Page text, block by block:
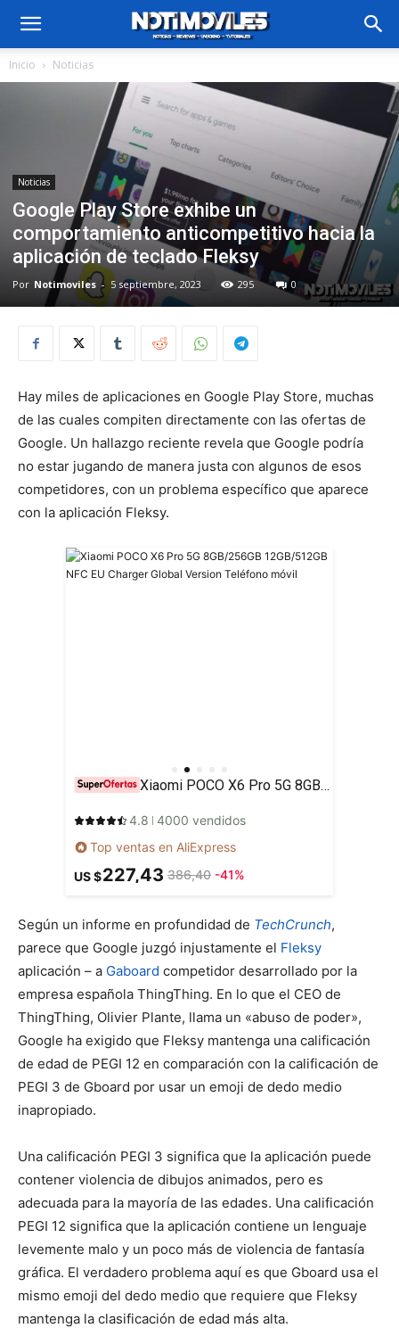
Inicio Noticias
Noticias
Google Play Store exhibe un
comportamiento anticompetitivo hacia la
aplicación de teclado Fleksy
Por Notimoviles - 5 septiembre, 2023 295 0
Hay miles de aplicaciones en Google Play Store, muchas
de las cuales compiten directamente con las ofertas de
Google. Un hallazgo reciente revela que Google podría
no estar jugando de manera justa con algunos de esos
competidores, con un problema específico que aparece
con la aplicación Fleksy.
Xiaomi POCO X6 Pro 5G 8GB/256GB 12GB/512GB NFC EU Charger Global Version Teléfono móvil
4.8 4000 vendidos
Top ventas en AliExpress
US $227,43 386,40 -41%
Según un informe en profundidad de TechCrunch,
parece que Google juzgó injustamente el Fleksy
aplicación – a Gaboard competidor desarrollado por la
empresa española ThingThing. En lo que el CEO de
ThingThing, Olivier Plante, llama un «abuso de poder»,
Google ha exigido que Fleksy mantenga una calificación
de edad de PEGI 12 en comparación con la calificación de
PEGI 3 de Gboard por usar un emoji de dedo medio
inapropiado.
Una calificación PEGI 3 significa que la aplicación puede
contener violencia de dibujos animados, pero es
adecuada para la mayoría de las edades. Una calificación
PEGI 12 significa que la aplicación contiene un lenguaje
levemente malo y un poco más de violencia de fantasía
gráfica. El verdadero problema aquí es que Gboard usa el
mismo emoji del dedo medio que requiere que Fleksy
mantenga la clasificación de edad más alta.